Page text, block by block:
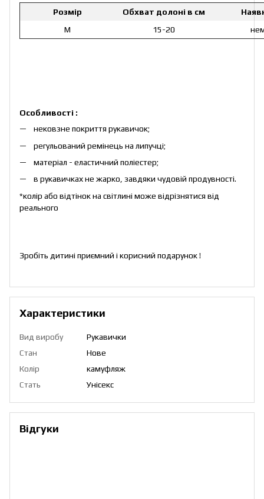
Розмір Обхват долоні в см
M
15-20
Особливості :
нековзне покриття рукавичок;
регульований ремінець на липучці;
матеріал - еластичний поліестер;
в рукавичках не жарко, завдяки чудовій продувності.
*колір або відтінок на світлині може відрізнятися від
реального
Зробіть дитині приємний і корисний подарунок !
Характеристики
Вид виробу
Рукавички
Стан
Нове
Колір
камуфляж
Стать
Унісекс
Відгуки